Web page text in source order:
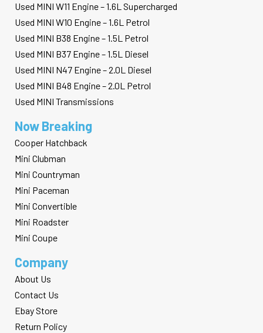
Company
About Us
Contact Us
Ebay Store
Return Policy
Now Breaking
Cooper Hatchback
Mini Clubman
Mini Countryman
Mini Paceman
Mini Convertible
Mini Roadster
Mini Coupe
Used MINI W11 Engine – 1.6L Supercharged
Used MINI W10 Engine – 1.6L Petrol
Used MINI B38 Engine – 1.5L Petrol
Used MINI B37 Engine – 1.5L Diesel
Used MINI N47 Engine – 2.0L Diesel
Used MINI B48 Engine – 2.0L Petrol
Used MINI Transmissions